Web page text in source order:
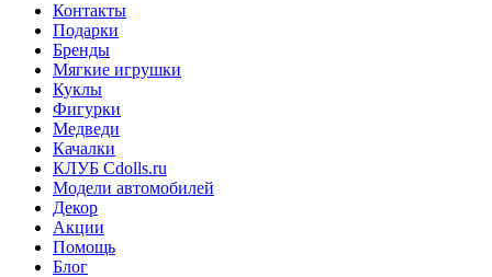
Контакты
Подарки
Бренды
Мягкие игрушки
Куклы
Фигурки
Медведи
Качалки
КЛУБ Cdolls.ru
Модели автомобилей
Декор
Акции
Помощь
Блог